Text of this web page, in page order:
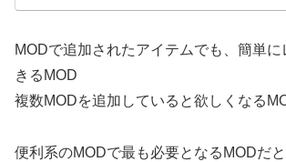
MODで追加されたアイテムでも、簡単
きるMOD
複数MODを追加していると欲しくなる
便利系のMODで最も必要となるMODだ